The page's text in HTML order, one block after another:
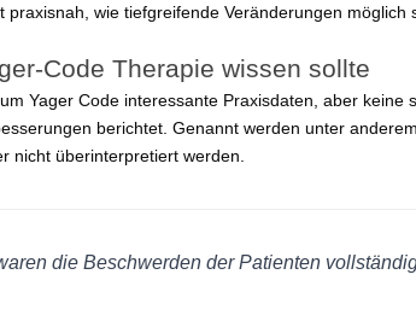
praxisnah, wie tiefgreifende Veränderungen möglich
Code Therapie wissen sollte
Yager Code interessante Praxisdaten, aber
berichtet. Genannt werden unter
nicht überinterpretiert werden.
die Beschwerden der Patienten